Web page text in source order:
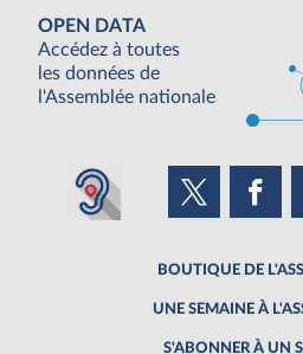
OPEN DATA
Accédez à toutes
les données de
l'Assemblée nationale
BOUTIQUE DE
UNE SEMAINE À
S'ABONNER À UN